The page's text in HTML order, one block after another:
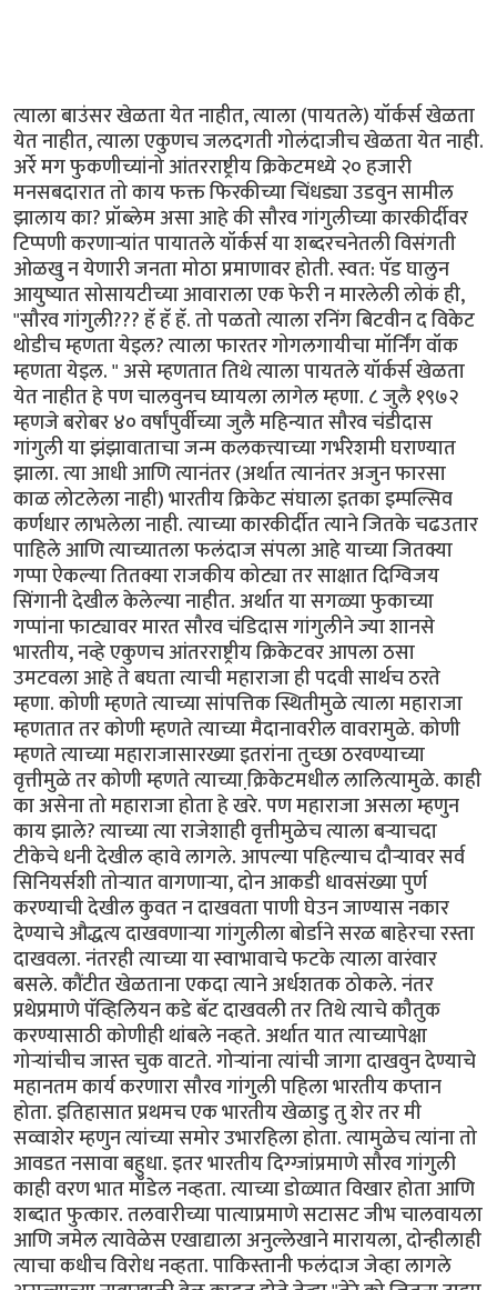
त्याला बाउंसर खेळता येत नाहीत, त्याला (पायतले) यॉर्कर्स खेळता
येत नाहीत, त्याला एकुणच जलदगती गोलंदाजीच खेळता येत नाही.
अर्रे मग फुकणीच्यांनो आंतरराष्ट्रीय क्रिकेटमध्ये २० हजारी
मनसबदारात तो काय फक्त फिरकीच्या चिंधड्या उडवुन सामील
झालाय का? प्रॉब्लेम असा आहे की सौरव गांगुलीच्या कारकीर्दीवर
टिप्पणी करणार्‍यांत पायातले यॉर्कर्स या शब्दरचनेतली विसंगती
ओळखु न येणारी जनता मोठा प्रमाणावर होती. स्वत: पॅड घालुन
आयुष्यात सोसायटीच्या आवाराला एक फेरी न मारलेली लोकं ही,
"सौरव गांगुली??? हॅ हॅ हॅ. तो पळतो त्याला रनिंग बिटवीन द विकेट
थोडीच म्हणता येइल? त्याला फारतर गोगलगायीचा मॉर्निंग वॉक
म्हणता येइल. " असे म्हणतात तिथे त्याला पायतले यॉर्कर्स खेळता
येत नाहीत हे पण चालवुनच घ्यायला लागेल म्हणा. ८ जुलै १९७२
म्हणजे बरोबर ४० वर्षांपुर्वीच्या जुलै महिन्यात सौरव चंडीदास
गांगुली या झंझावाताचा जन्म कलकत्त्याच्या गर्भरेशमी घराण्यात
झाला. त्या आधी आणि त्यानंतर (अर्थात त्यानंतर अजुन फारसा
काळ लोटलेला नाही) भारतीय क्रिकेट संघाला इतका इम्पल्सिव
कर्णधार लाभलेला नाही. त्याच्या कारकीर्दीत त्याने जितके चढउतार
पाहिले आणि त्याच्यातला फलंदाज संपला आहे याच्या जितक्या
गप्पा ऐकल्या तितक्या राजकीय कोट्या तर साक्षात दिग्विजय
सिंगानी देखील केलेल्या नाहीत. अर्थात या सगळ्या फुकाच्या
गप्पांना फाट्यावर मारत सौरव चंडिदास गांगुलीने ज्या शानसे
भारतीय, नव्हे एकुणच आंतरराष्ट्रीय क्रिकेटवर आपला ठसा
उमटवला आहे ते बघता त्याची महाराजा ही पदवी सार्थच ठरते
म्हणा. कोणी म्हणते त्याच्या सांपत्तिक स्थितीमुळे त्याला महाराजा
म्हणतात तर कोणी म्हणते त्याच्या मैदानावरील वावरामुळे. कोणी
म्हणते त्याच्या महाराजासारख्या इतरांना तुच्छा ठरवण्याच्या
वृत्तीमुळे तर कोणी म्हणते त्याच्या क्रि़केटमधील लालित्यामुळे. काही
का असेना तो महाराजा होता हे खरे. पण महाराजा असला म्हणुन
काय झाले? त्याच्या त्या राजेशाही वृत्तीमुळेच त्याला बर्‍याचदा
टीकेचे धनी देखील व्हावे लागले. आपल्या पहिल्याच दौर्‍यावर सर्व
सिनियर्सशी तोर्‍यात वागणार्‍या, दोन आकडी धावसंख्या पुर्ण
करण्याची देखील कुवत न दाखवता पाणी घेउन जाण्यास नकार
देण्याचे औद्धत्य दाखवणार्‍या गांगुलीला बोर्डाने सरळ बाहेरचा रस्ता
दाखवला. नंतरही त्याच्या या स्वाभावाचे फटके त्याला वारंवार
बसले. कौंटीत खेळताना एकदा त्याने अर्धशतक ठोकले. नंतर
प्रथेप्रमाणे पॅव्हिलियन कडे बॅट दाखवली तर तिथे त्याचे कौतुक
करण्यासाठी कोणीही थांबले नव्हते. अर्थात यात त्याच्यापेक्षा
गोर्‍यांचीच जास्त चुक वाटते. गोर्‍यांना त्यांची जागा दाखवुन देण्याचे
महानतम कार्य करणारा सौरव गांगुली पहिला भारतीय कप्तान
होता. इतिहासात प्रथमच एक भारतीय खेळाडु तु शेर तर मी
सव्वाशेर म्हणुन त्यांच्या समोर उभारहिला होता. त्यामुळेच त्यांना तो
आवडत नसावा बहुधा. इतर भारतीय दिग्ग्जांप्रमाणे सौरव गांगुली
काही वरण भात मॉडेल नव्हता. त्याच्या डोळ्यात विखार होता आणि
शब्दात फुत्कार. तलवारीच्या पात्याप्रमाणे सटासट जीभ चालवायला
आणि जमेल त्यावेळेस एखाद्याला अनुल्लेखाने मारायला, दोन्हीलाही
त्याचा कधीच विरोध नव्हता. पाकिस्तानी फलंदाज जेव्हा लागले